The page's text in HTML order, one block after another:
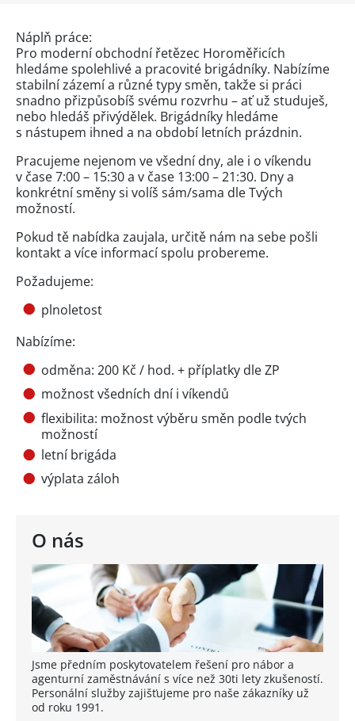
O nás
Jsme předním poskytovatelem řešení pro nábor a
agenturní zaměstnávání s více než 30ti lety zkušeností.
Personální služby zajišťujeme pro naše zákazníky už
od roku 1991.
Náplň práce:
Pro moderní obchodní řetězec Horoměřicích
hledáme spolehlivé a pracovité brigádníky. Nabízíme
stabilní zázemí a různé typy směn, takže si práci
snadno přizpůsobíš svému rozvrhu – ať už studuješ,
nebo hledáš přivýdělek. Brigádníky hledáme
s nástupem ihned a na období letních prázdnin.
Pracujeme nejenom ve všední dny, ale i o víkendu
v čase 7:00 – 15:30 a v čase 13:00 – 21:30. Dny a
konkrétní směny si volíš sám/sama dle Tvých
možností.
Pokud tě nabídka zaujala, určitě nám na sebe pošli
kontakt a více informací spolu probereme.
Požadujeme:
plnoletost
Nabízíme:
odměna: 200 Kč / hod. + příplatky dle ZP
možnost všedních dní i víkendů
flexibilita: možnost výběru směn podle tvých
možností
letní brigáda
výplata záloh